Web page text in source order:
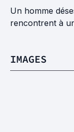
Un homme
rencontrent à
IMAGES